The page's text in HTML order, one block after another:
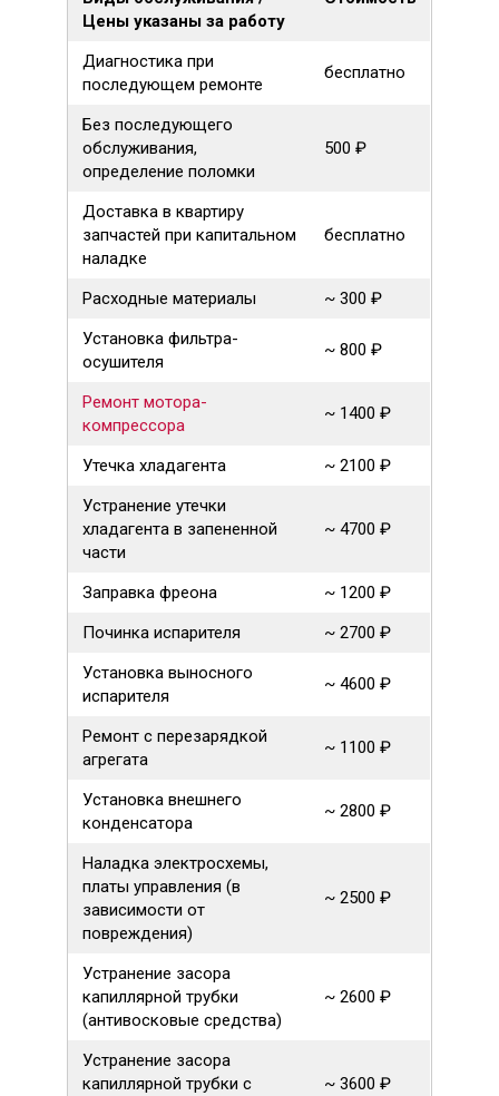
Цены указаны за работу
Диагностика при
последующем ремонте
бесплатно
Без последующего
обслуживания,
определение поломки
500 ₽
Доставка в квартиру
запчастей при капитальном
наладке
бесплатно
Расходные материалы
~ 300 ₽
Установка фильтра-
осушителя
~ 800 ₽
Ремонт мотора-
компрессора
~ 1400 ₽
Утечка хладагента
~ 2100 ₽
Устранение утечки
хладагента в запененной
части
~ 4700 ₽
Заправка фреона
~ 1200 ₽
Починка испарителя
~ 2700 ₽
Установка выносного
испарителя
~ 4600 ₽
Ремонт с перезарядкой
агрегата
~ 1100 ₽
Установка внешнего
конденсатора
~ 2800 ₽
Наладка электросхемы,
платы управления (в
зависимости от
повреждения)
~ 2500 ₽
Устранение засора
капиллярной трубки
(антивосковые средства)
~ 2600 ₽
Устранение засора
капиллярной трубки с
~ 3600 ₽